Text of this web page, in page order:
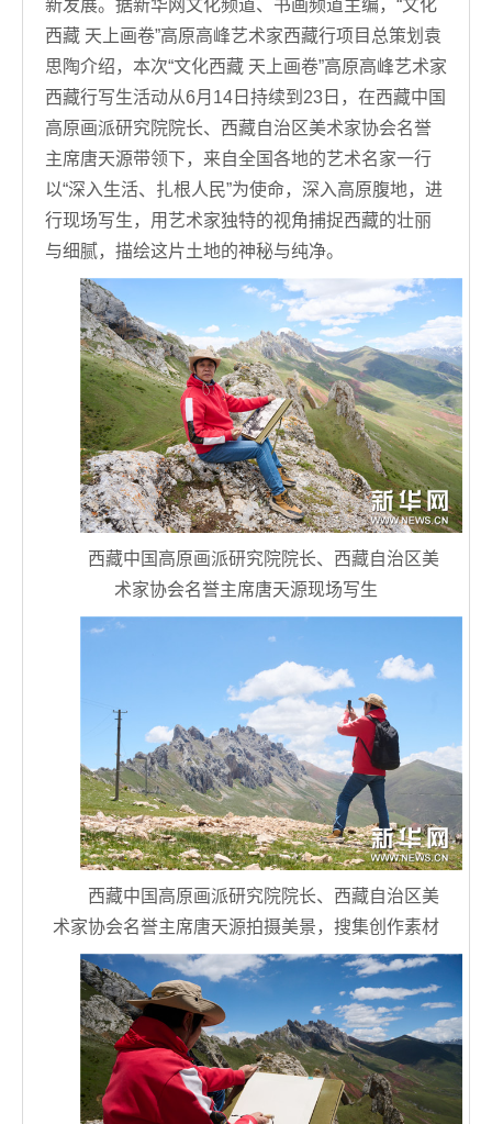
新发展。据新华网文化频道、书画频道主编，“文化
西藏 天上画卷”高原高峰艺术家西藏行项目总策划袁
思陶介绍，本次“文化西藏 天上画卷”高原高峰艺术家
西藏行写生活动从6月14日持续到23日，在西藏中国
高原画派研究院院长、西藏自治区美术家协会名誉
主席唐天源带领下，来自全国各地的艺术名家一行
以“深入生活、扎根人民”为使命，深入高原腹地，进
行现场写生，用艺术家独特的视角捕捉西藏的壮丽
与细腻，描绘这片土地的神秘与纯净。
西藏中国高原画派研究院院长、西藏自治区美
术家协会名誉主席唐天源现场写生
西藏中国高原画派研究院院长、西藏自治区美
术家协会名誉主席唐天源拍摄美景，搜集创作素材